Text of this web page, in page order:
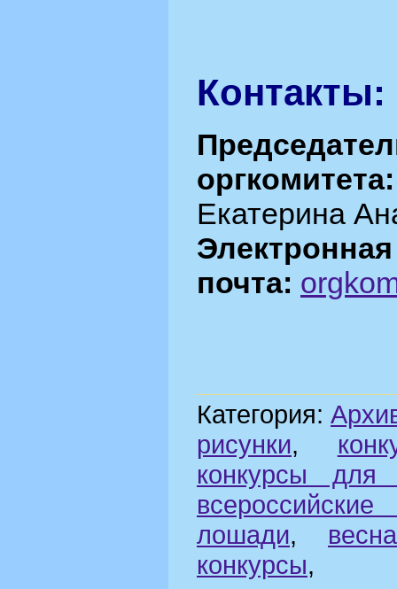
Контакты:
оргкомитета:
Екатерина
Электронная
почта:
Категория:
рисунки,
конкурсы для
всероссийские
лошади, весна
конкурсы